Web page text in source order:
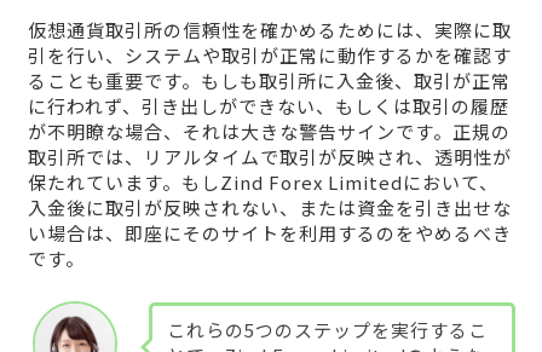
仮想通貨取引所の信頼性を確かめるためには、実際に取
引を行い、システムや取引が正常に動作するかを確認す
ることも重要です。もしも取引所に入金後、取引が正常
に行われず、引き出しができない、もしくは取引の履歴
が不明瞭な場合、それは大きな警告サインです。正規の
取引所では、リアルタイムで取引が反映され、透明性が
保たれています。もしZind Forex Limitedにおいて、
入金後に取引が反映されない、または資金を引き出せな
い場合は、即座にそのサイトを利用するのをやめるべき
です。
これらの5つのステップを実行するこ